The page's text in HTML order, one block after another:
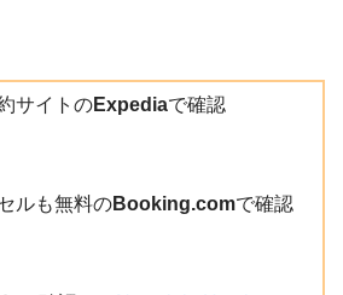
サイトのExpediaで確認
ルも無料のBooking.comで確認